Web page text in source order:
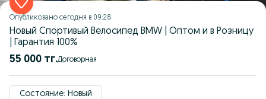
Опубликовано сегодня в 09:28
Новый Спортивый Велосипед BMW | Оптом и в Розницу
| Гарантия 100%
55 000 тг. Договорная
Состояние: Новый